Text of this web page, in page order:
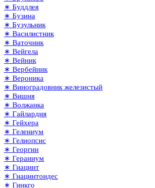
∗ Буддлея
∗ Бузина
∗ Бузульник
∗ Василистник
∗ Ваточник
∗ Вейгела
∗ Вейник
∗ Вербейник
∗ Вероника
∗ Виноградовник железистый
∗ Вишня
∗ Волжанка
∗ Гайлардия
∗ Гейхера
∗ Гелениум
∗ Гелиопсис
∗ Георгин
∗ Гераниум
∗ Гиацинт
∗ Гиацинтоидес
∗ Гинкго